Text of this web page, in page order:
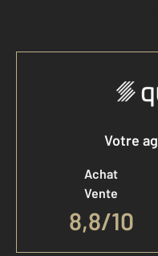
Votre
Achat
Vente
8,8/10